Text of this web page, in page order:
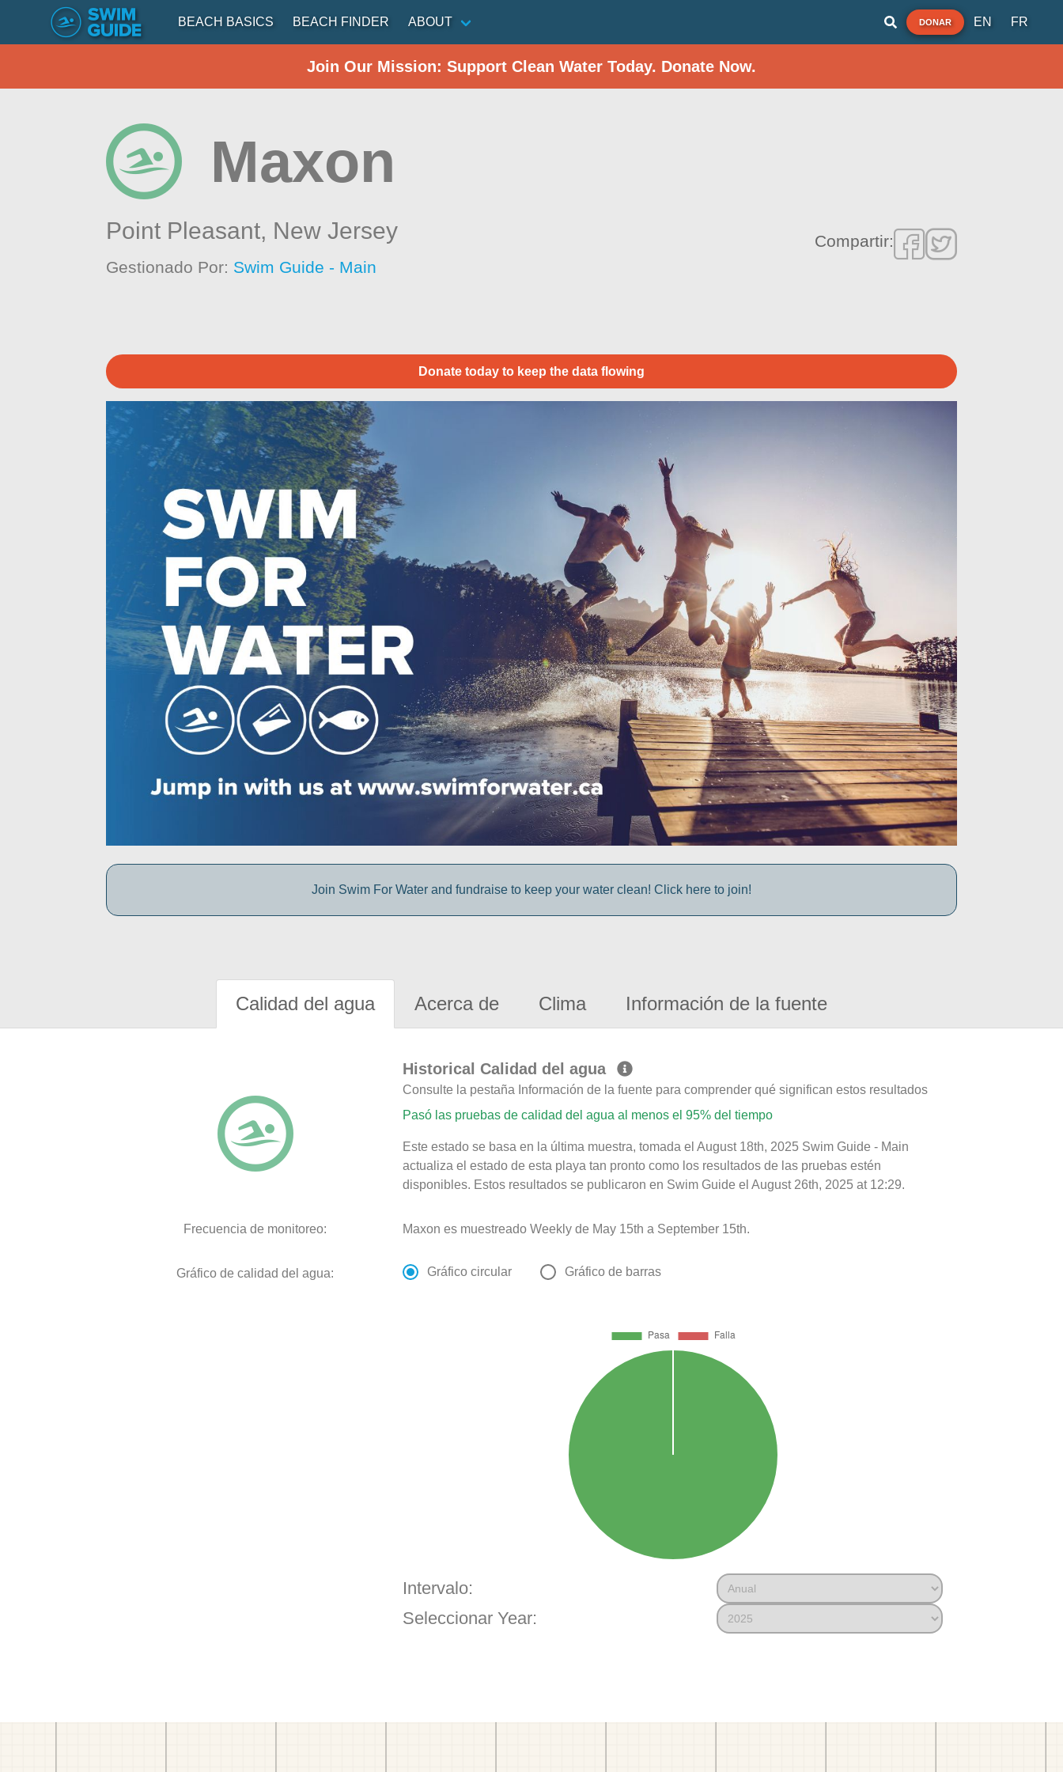
BEACH BASICS BEACH FINDER ABOUT DONAR EN FR
Join Our Mission: Support Clean Water Today. Donate Now.
Maxon
Point Pleasant, New Jersey
Gestionado Por: Swim Guide - Main
Compartir:
Donate today to keep the data flowing
Join Swim For Water and fundraise to keep your water clean! Click here to join!
Calidad del agua Acerca de Clima Información de la fuente
Historical Calidad del agua
Consulte la pestaña Información de la fuente para comprender qué significan estos resultados
Pasó las pruebas de calidad del agua al menos el 95% del tiempo
Este estado se basa en la última muestra, tomada el August 18th, 2025 Swim Guide - Main
actualiza el estado de esta playa tan pronto como los resultados de las pruebas estén
disponibles. Estos resultados se publicaron en Swim Guide el August 26th, 2025 at 12:29.
Frecuencia de monitoreo: Maxon es muestreado Weekly de May 15th a September 15th.
Gráfico de calidad del agua: Gráfico circular Gráfico de barras
Intervalo:
Seleccionar Year: